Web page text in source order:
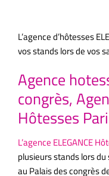
L’agence d’hôtesses
vos stands lors de vos
Agence
congrès,
Hôtesses
L’agence ELEGANCE
plusieurs stands lors du
au Palais des congrès